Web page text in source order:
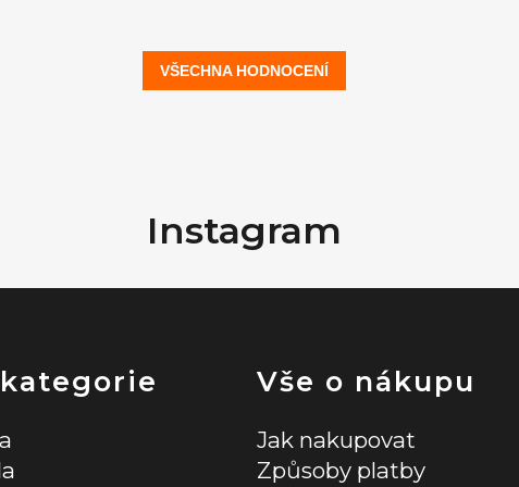
VŠECHNA HODNOCENÍ
Instagram
Vše o nákupu
Jak nakupovat
Způsoby platby